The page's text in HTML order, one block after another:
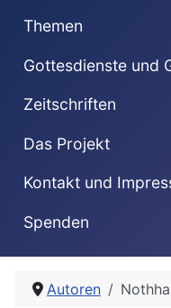
Themen
Gottesdienste und
Zeitschriften
Das Projekt
Kontakt und
Spenden
Autoren